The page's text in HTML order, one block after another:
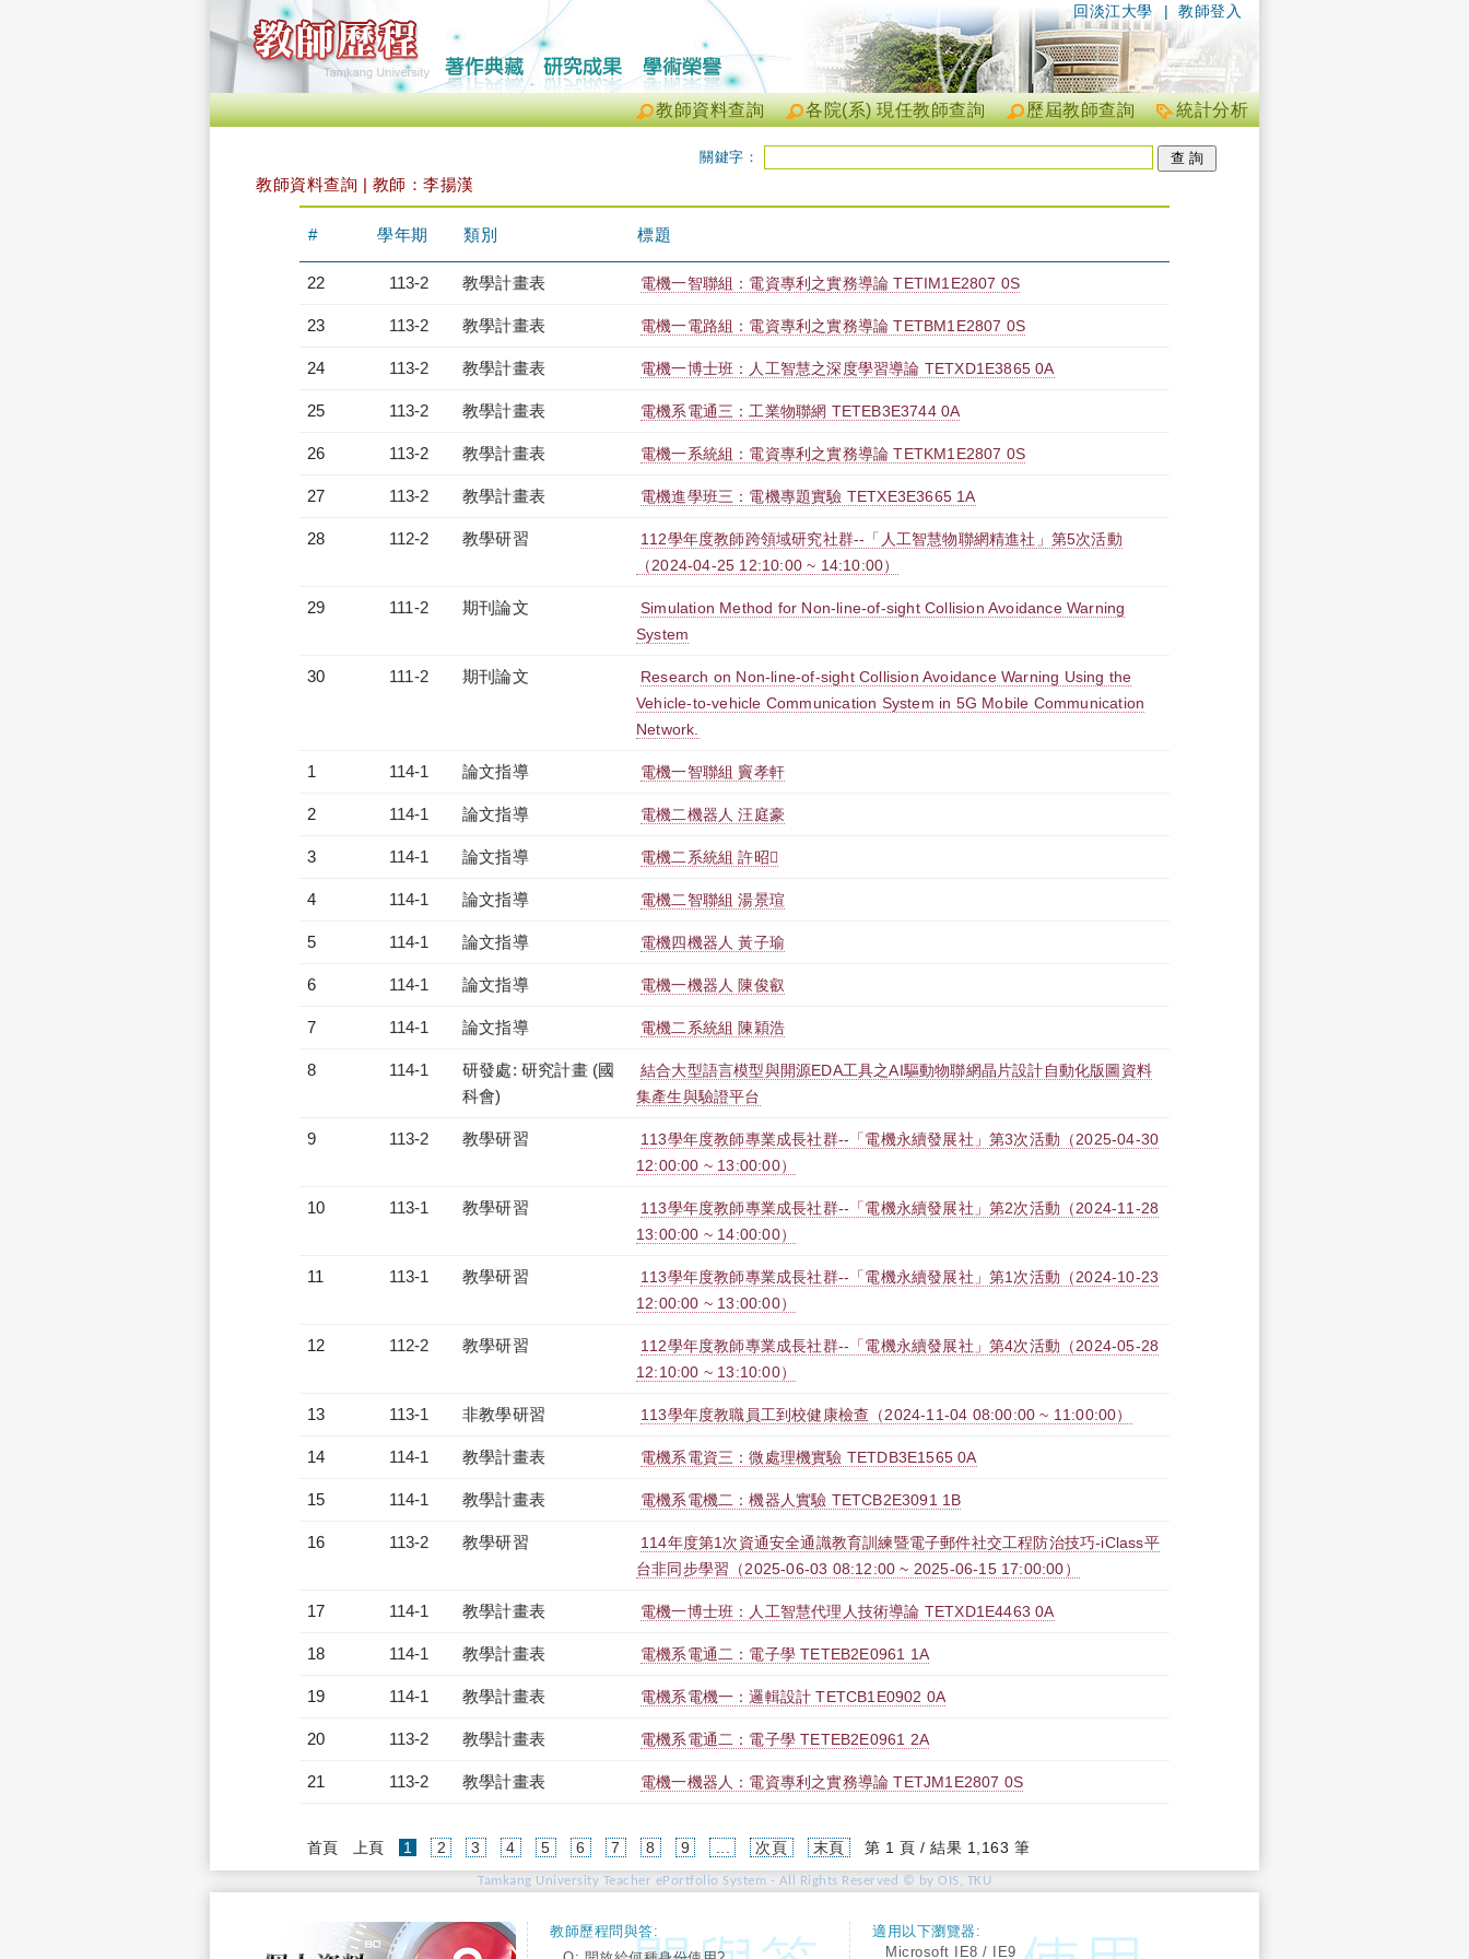
| 教師登入
回淡江大學
統計分析
歷屆教師查詢
各院(系) 現任教師查詢
教師資料查詢
關鍵字：
教師資料查詢 | 教師：李揚漢
# 學年期 類別 標題
22 113-2 教學計畫表 電機一智聯組：電資專利之實務導論 TETIM1E2807 0S
23 113-2 教學計畫表 電機一電路組：電資專利之實務導論 TETBM1E2807 0S
24 113-2 教學計畫表 電機一博士班：人工智慧之深度學習導論 TETXD1E3865 0A
25 113-2 教學計畫表 電機系電通三：工業物聯網 TETEB3E3744 0A
26 113-2 教學計畫表 電機一系統組：電資專利之實務導論 TETKM1E2807 0S
27 113-2 教學計畫表 電機進學班三：電機專題實驗 TETXE3E3665 1A
28 112-2 教學研習
112學年度教師跨領域研究社群--「人工智慧物聯網精進社」第5次活動
（2024-04-25 12:10:00 ~ 14:10:00）
29 111-2 期刊論文
Simulation Method for Non-line-of-sight Collision Avoidance Warning
System
30 111-2 期刊論文
Research on Non-line-of-sight Collision Avoidance Warning Using the
Vehicle-to-vehicle Communication System in 5G Mobile Communication
Network.
1 114-1 論文指導 電機一智聯組 竇孝軒
2 114-1 論文指導 電機二機器人 汪庭豪
3 114-1 論文指導 電機二系統組 許昭
4 114-1 論文指導 電機二智聯組 湯景瑄
5 114-1 論文指導 電機四機器人 黃子瑜
6 114-1 論文指導 電機一機器人 陳俊叡
7 114-1 論文指導 電機二系統組 陳穎浩
8 114-1
研發處: 研究計畫 (國
科會)
結合大型語言模型與開源EDA工具之AI驅動物聯網晶片設計自動化版圖資料
集產生與驗證平台
9 113-2 教學研習
113學年度教師專業成長社群--「電機永續發展社」第3次活動（2025-04-30
12:00:00 ~ 13:00:00）
10 113-1 教學研習
113學年度教師專業成長社群--「電機永續發展社」第2次活動（2024-11-28
13:00:00 ~ 14:00:00）
11 113-1 教學研習
113學年度教師專業成長社群--「電機永續發展社」第1次活動（2024-10-23
12:00:00 ~ 13:00:00）
12 112-2 教學研習
112學年度教師專業成長社群--「電機永續發展社」第4次活動（2024-05-28
12:10:00 ~ 13:10:00）
13 113-1 非教學研習 113學年度教職員工到校健康檢查（2024-11-04 08:00:00 ~ 11:00:00）
14 114-1 教學計畫表 電機系電資三：微處理機實驗 TETDB3E1565 0A
15 114-1 教學計畫表 電機系電機二：機器人實驗 TETCB2E3091 1B
16 113-2 教學研習
114年度第1次資通安全通識教育訓練暨電子郵件社交工程防治技巧-iClass平
台非同步學習（2025-06-03 08:12:00 ~ 2025-06-15 17:00:00）
17 114-1 教學計畫表 電機一博士班：人工智慧代理人技術導論 TETXD1E4463 0A
18 114-1 教學計畫表 電機系電通二：電子學 TETEB2E0961 1A
19 114-1 教學計畫表 電機系電機一：邏輯設計 TETCB1E0902 0A
20 113-2 教學計畫表 電機系電通二：電子學 TETEB2E0961 2A
21 113-2 教學計畫表 電機一機器人：電資專利之實務導論 TETJM1E2807 0S
首頁 上頁 1 (current)
2 3 4 5 6 7 8 9 次頁 末頁 第 1 頁 / 結果 1,163 筆
Tamkang University Teacher ePortfolio System - All Rights Reserved © by OIS, TKU
教師歷程問與答:
適用以下瀏覽器:
Microsoft IE8 / IE9